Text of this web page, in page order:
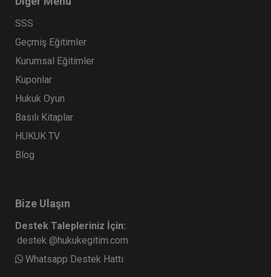
SSS
Geçmiş Eğitimler
Kurumsal Eğitimler
Kuponlar
Hukuk Oyun
Basılı Kitaplar
HUKUK TV
Blog
Bize Ulaşın
Destek Talepleriniz İçin:
destek @hukukegitim.com
Whatsapp Destek Hattı